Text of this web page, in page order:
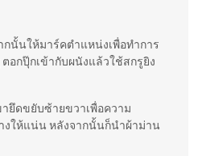
นั้นให้มาร์คตำแหน่งเพื่อทำการ
ตอกปุ๊กเข้ากับผนังแล้วใช้สกรูยิง
ยึดขยับซ้ายขวาเพื่อความ
งให้แน่น หลังจากนั้นก็นำผ้าม่าน